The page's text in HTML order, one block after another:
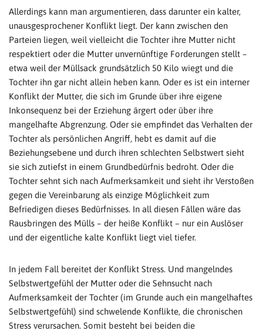
Allerdings kann man argumentieren, dass darunter ein kalter,
unausgesprochener Konflikt liegt. Der kann zwischen den
Parteien liegen, weil vielleicht die Tochter ihre Mutter nicht
respektiert oder die Mutter unvernünftige Forderungen stellt –
etwa weil der Müllsack grundsätzlich 50 Kilo wiegt und die
Tochter ihn gar nicht allein heben kann. Oder es ist ein interner
Konflikt der Mutter, die sich im Grunde über ihre eigene
Inkonsequenz bei der Erziehung ärgert oder über ihre
mangelhafte Abgrenzung. Oder sie empfindet das Verhalten der
Tochter als persönlichen Angriff, hebt es damit auf die
Beziehungsebene und durch ihren schlechten Selbstwert sieht
sie sich zutiefst in einem Grundbedürfnis bedroht. Oder die
Tochter sehnt sich nach Aufmerksamkeit und sieht ihr Verstoßen
gegen die Vereinbarung als einzige Möglichkeit zum
Befriedigen dieses Bedürfnisses. In all diesen Fällen wäre das
Rausbringen des Mülls – der heiße Konflikt – nur ein Auslöser
und der eigentliche kalte Konflikt liegt viel tiefer.
In jedem Fall bereitet der Konflikt Stress. Und mangelndes
Selbstwertgefühl der Mutter oder die Sehnsucht nach
Aufmerksamkeit der Tochter (im Grunde auch ein mangelhaftes
Selbstwertgefühl) sind schwelende Konflikte, die chronischen
Stress verursachen. Somit besteht bei beiden die